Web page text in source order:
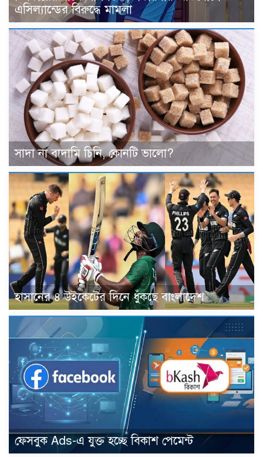
এসিল্যান্ডের বিরুদ্ধে মামলা
সাদা না বাদামি চিনি, কোনটি ভালো?
হাসানের ৪ উইকেটের দিনে ধুঁকছে বাংলাদেশ
ফেসবুক Ads-এ যুক্ত হচ্ছে বিকাশ পেমেন্ট